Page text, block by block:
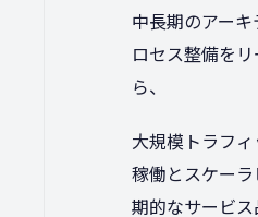
中長期のアー
ロセス整備を
ら、
大規模トラフ
稼働とスケー
期的なサービ